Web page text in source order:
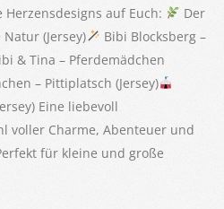
auf Euch:
Der
(Jersey)
Bibi Blocksberg –
& Tina – Pferdemädchen
– Pittiplatsch (Jersey)
Eine liebevoll
voller Charme, Abenteuer und
für kleine und große